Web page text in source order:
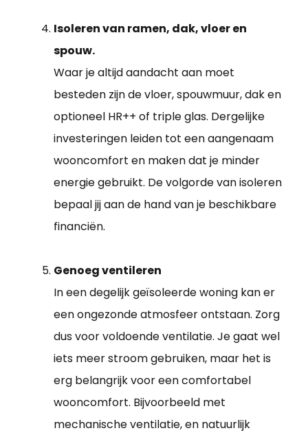
Isoleren van ramen, dak, vloer en
spouw.
Waar je altijd aandacht aan moet
besteden zijn de vloer, spouwmuur, dak en
optioneel HR++ of triple glas. Dergelijke
investeringen leiden tot een aangenaam
wooncomfort en maken dat je minder
energie gebruikt. De volgorde van isoleren
bepaal jij aan de hand van je beschikbare
financiën.
Genoeg ventileren
In een degelijk geïsoleerde woning kan er
een ongezonde atmosfeer ontstaan. Zorg
dus voor voldoende ventilatie. Je gaat wel
iets meer stroom gebruiken, maar het is
erg belangrijk voor een comfortabel
wooncomfort. Bijvoorbeeld met
mechanische ventilatie, en natuurlijk